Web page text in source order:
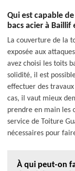
Qui est capable
bacs acier à Baillif
La couverture de la
exposée aux
avez choisi les toits
solidité, il est
effectuer des
cas, il vaut mieux
prendre en main les
service de Toiture
nécessaires pour
À qui peut-on